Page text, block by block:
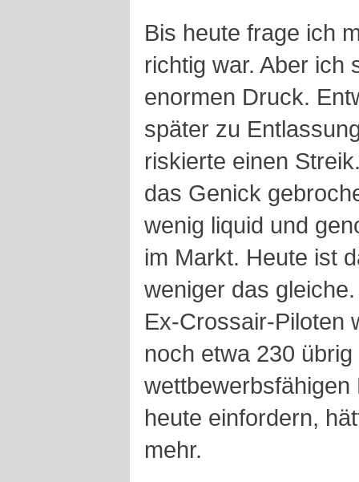
Bis heute frage ich
richtig war. Aber ich
enormen Druck.
später zu
riskierte einen
das Genick
wenig liquid und
im Markt. Heute ist
weniger das
Ex-Crossair-Piloten
noch etwa 230
heute einfordern,
mehr.